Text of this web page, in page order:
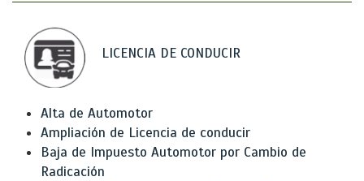
LICENCIA DE CONDUCIR
Alta de Automotor
Ampliación de Licencia de conducir
Baja de Impuesto Automotor por Cambio de
Radicación